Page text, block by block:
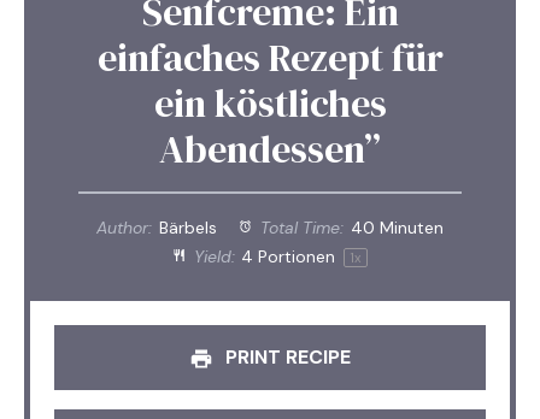
Senfcreme: Ein
einfaches Rezept für
ein köstliches
Abendessen”
Author: Bärbels Total Time: 40 Minuten
Yield: 4 Portionen 1x
PRINT RECIPE